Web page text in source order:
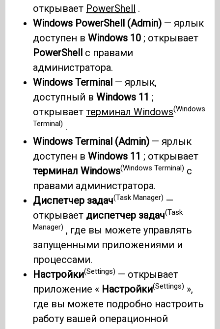
открывает PowerShell .
Windows PowerShell (Admin) — ярлык
доступен вWindows 10 ; открывает
PowerShell с правами
администратора.
Windows Terminal — ярлык,
доступный вWindows 11 ;
открываеттерминал Windows(Windows
Terminal) .
Windows Terminal (Admin) — ярлык
доступен вWindows 11 ; открывает
терминал Windows(Windows Terminal) с
правами администратора.
Диспетчер задач(Task Manager) —
открывает диспетчер задач(Task
Manager) , где вы можете управлять
запущенными приложениями и
процессами.
Настройки(Settings) — открывает
приложение « Настройки(Settings) »,
где вы можете подробно настроить
работу вашей операционной